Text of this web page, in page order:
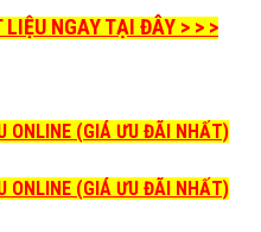
NGAY TẠI ĐÂY > > >
ONLINE (GIÁ ƯU ĐÃI NHẤT)
ONLINE (GIÁ ƯU ĐÃI NHẤT)